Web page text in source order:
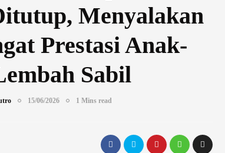
Menyalakan
Prestasi Anak-
Sabil
15/06/2026 1 Mins read